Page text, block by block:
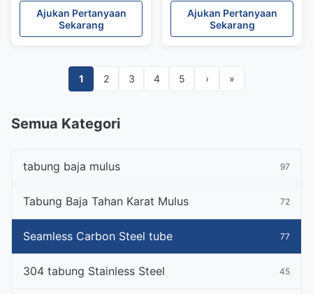
Perlakuan Panas
24000mm
Ajukan Pertanyaan
Sekarang
17175 19Mn5 15Mo3
Ajukan Pertanyaan
Sekarang
1 2 3 4 5 › »
Semua Kategori
tabung baja mulus 97
Tabung Baja Tahan Karat Mulus 72
Seamless Carbon Steel tube 77
304 tabung Stainless Steel 45